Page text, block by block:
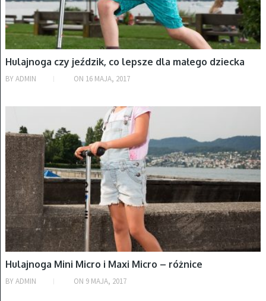
Hulajnoga czy jeździk, co lepsze dla małego dziecka
BY ADMIN ON 16 MAJA, 2017
Hulajnoga Mini Micro i Maxi Micro – różnice
BY ADMIN ON 9 MAJA, 2017